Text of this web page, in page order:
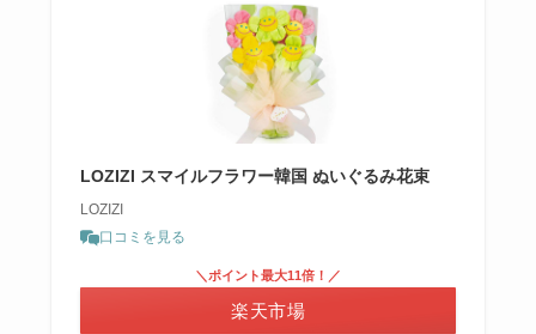
LOZIZI スマイルフラワー韓国 ぬいぐるみ花束
LOZIZI
口コミを見る
＼ポイント最大11倍！／
楽天市場